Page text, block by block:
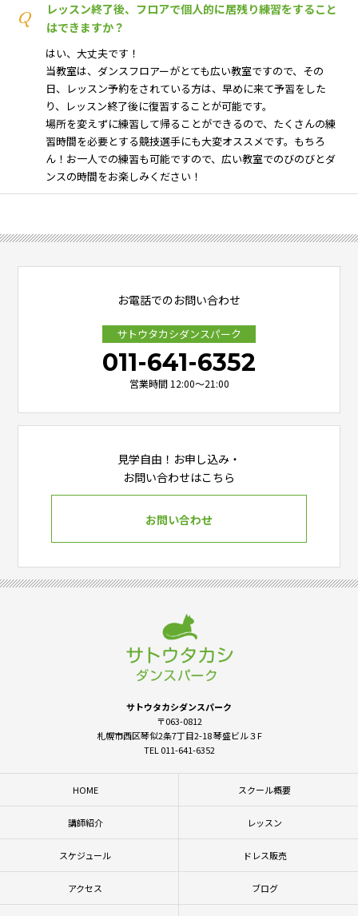
Q
レッスン終了後、フロアで個人的に居残り練習をすること
はできますか？
はい、大丈夫です！
当教室は、ダンスフロアーがとても広い教室ですので、その
日、レッスン予約をされている方は、早めに来て予習をした
り、レッスン終了後に復習することが可能です。
場所を変えずに練習して帰ることができるので、たくさんの練
習時間を必要とする競技選手にも大変オススメです。もちろ
ん！お一人での練習も可能ですので、広い教室でのびのびとダ
ンスの時間をお楽しみください！
お電話でのお問い合わせ
サトウタカシダンスパーク
011-641-6352
営業時間 12:00～21:00
見学自由！お申し込み・
お問い合わせはこちら
お問い合わせ
サトウタカシダンスパーク
〒063-0812
札幌市西区琴似2条7丁目2-18 琴盛ビル３F
TEL 011-641-6352
HOME スクール概要
講師紹介 レッスン
スケジュール ドレス販売
アクセス ブログ